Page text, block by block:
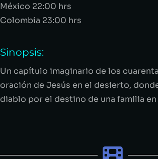
México 22:00 hrs
Colombia 23:00 hrs
Sinopsis:
Un capítulo imaginario de los
oración de Jesús en el desierto,
diablo por el destino de una familia